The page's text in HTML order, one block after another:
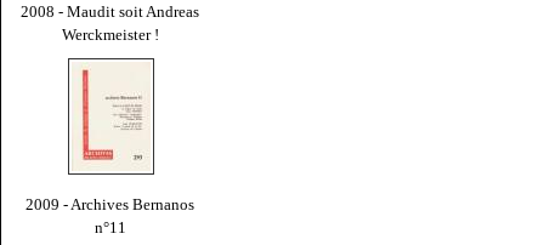
2008 - Maudit soit Andreas
Werckmeister !
2009 - Archives Bernanos
n°11